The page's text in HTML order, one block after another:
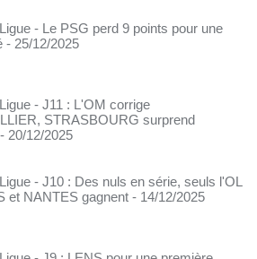
- Le PSG perd 9 points pour une
- 25/12/2025
- J11 : L'OM corrige
STRASBOURG surprend
- 20/12/2025
- J10 : Des nuls en série, seuls l'OL
et NANTES gagnent - 14/12/2025